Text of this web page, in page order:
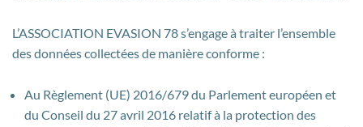
L’ASSOCIATION EVASION 78 s’engage à traiter l’ensemble
des données collectées de manière conforme :
Au Règlement (UE) 2016/679 du Parlement européen et
du Conseil du 27 avril 2016 relatif à la protection des